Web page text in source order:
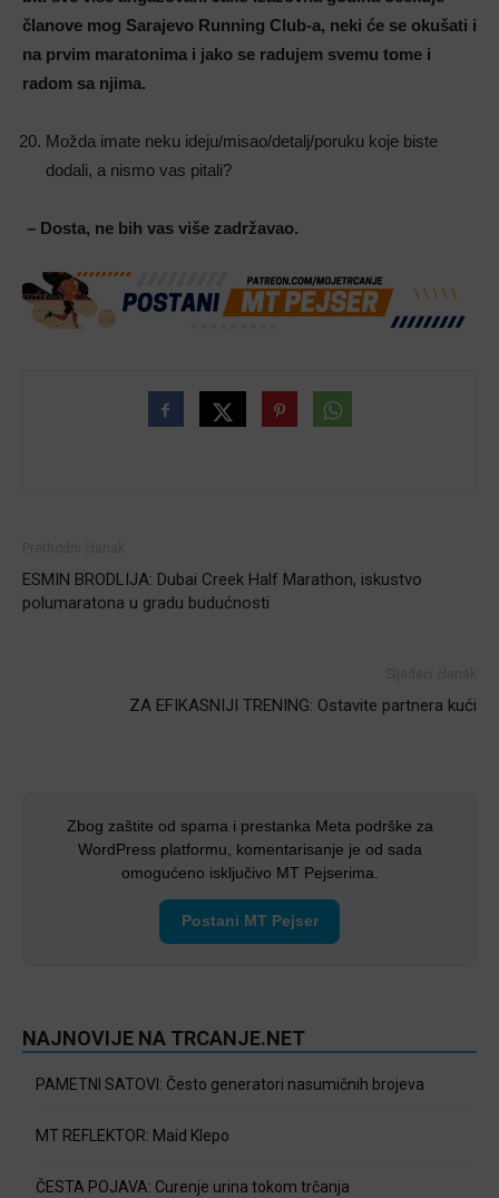
članove mog Sarajevo Running Club-a, neki će se okušati i
na prvim maratonima i jako se radujem svemu tome i
radom sa njima.
Možda imate neku ideju/misao/detalj/poruku koje biste
dodali, a nismo vas pitali?
– Dosta, ne bih vas više zadržavao.
ESMIN BRODLIJA: Dubai Creek Half Marathon, iskustvo
polumaratona u gradu budućnosti
ZA EFIKASNIJI TRENING: Ostavite partnera kući
Zbog zaštite od spama i prestanka Meta podrške za
WordPress platformu, komentarisanje je od sada
omogućeno isključivo MT Pejserima.
Postani MT Pejser
NAJNOVIJE NA TRCANJE.NET
PAMETNI SATOVI: Često generatori nasumičnih brojeva
MT REFLEKTOR: Maid Klepo
ČESTA POJAVA: Curenje urina tokom trčanja